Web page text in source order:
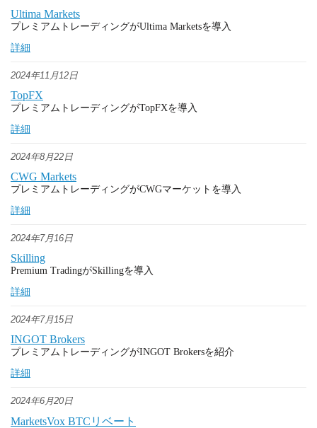
Ultima Markets
プレミアムトレーディングがUltima Marketsを導入
詳細
2024年11月12日
TopFX
プレミアムトレーディングがTopFXを導入
詳細
2024年8月22日
CWG Markets
プレミアムトレーディングがCWGマーケットを導入
詳細
2024年7月16日
Skilling
Premium TradingがSkillingを導入
詳細
2024年7月15日
INGOT Brokers
プレミアムトレーディングがINGOT Brokersを紹介
詳細
2024年6月20日
MarketsVox BTCリベート